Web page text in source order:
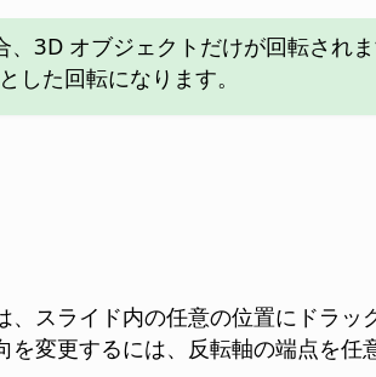
3D オブジェクトだけが回転され
した回転になります。
スライド内の任意の位置にドラ
変更するには、反転軸の端点を任